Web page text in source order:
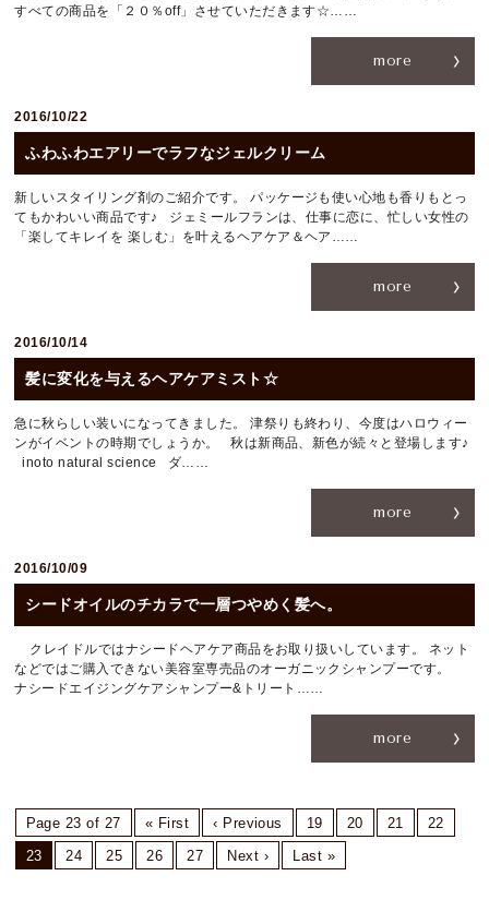
すべての商品を「２０％off」させていただきます☆……
more
2016/10/22
ふわふわエアリーでラフなジェルクリーム
新しいスタイリング剤のご紹介です。 パッケージも使い心地も香りもとっ
てもかわいい商品です♪ ジェミールフランは、仕事に恋に、忙しい女性の
「楽してキレイを 楽しむ」を叶えるヘアケア＆ヘア……
more
2016/10/14
髪に変化を与えるヘアケアミスト☆
急に秋らしい装いになってきました。 津祭りも終わり、今度はハロウィー
ンがイベントの時期でしょうか。 秋は新商品、新色が続々と登場します♪
inoto natural science ダ……
more
2016/10/09
シードオイルのチカラで一層つやめく髪へ。
クレイドルではナシードヘアケア商品をお取り扱いしています。 ネット
などではご購入できない美容室専売品のオーガニックシャンプーです。
ナシードエイジングケアシャンプー&トリート……
more
Page 23 of 27 « First ‹ Previous 19 20 21
22
23
24 25 26 27 Next › Last »